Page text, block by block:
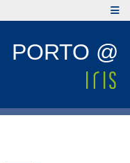
PORTO @